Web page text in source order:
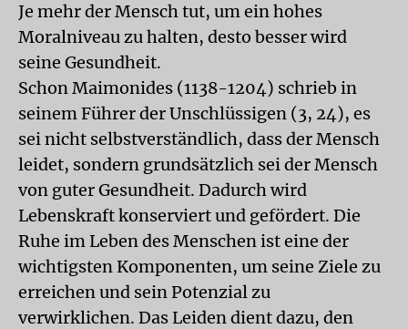
Je mehr der Mensch tut, um ein hohes
Moralniveau zu halten, desto besser wird
seine Gesundheit.
Schon Maimonides (1138-1204) schrieb in
seinem Führer der Unschlüssigen (3, 24), es
sei nicht selbstverständlich, dass der Mensch
leidet, sondern grundsätzlich sei der Mensch
von guter Gesundheit. Dadurch wird
Lebenskraft konserviert und gefördert. Die
Ruhe im Leben des Menschen ist eine der
wichtigsten Komponenten, um seine Ziele zu
erreichen und sein Potenzial zu
verwirklichen. Das Leiden dient dazu, den